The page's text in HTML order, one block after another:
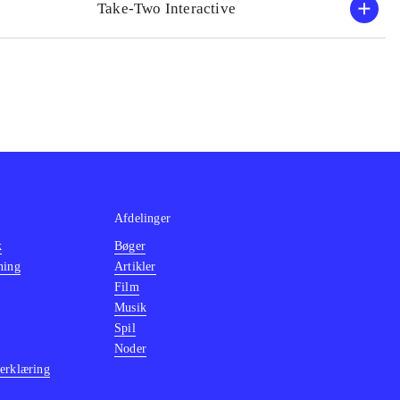
Take-Two Interactive
Afdelinger
Bøger
Artikler
Film
Musik
Spil
Noder